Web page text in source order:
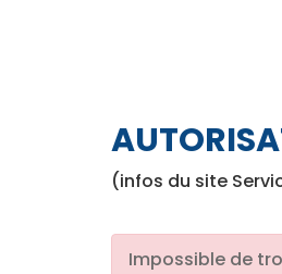
(infos du site
Impossible de